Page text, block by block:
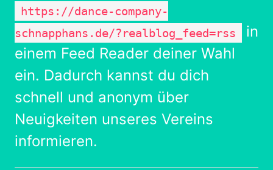
https://dance-company-
schnapphans.de/?realblog_feed=rss
in
einem Feed Reader deiner Wahl
ein. Dadurch kannst du dich
schnell und anonym über
Neuigkeiten unseres Vereins
informieren.